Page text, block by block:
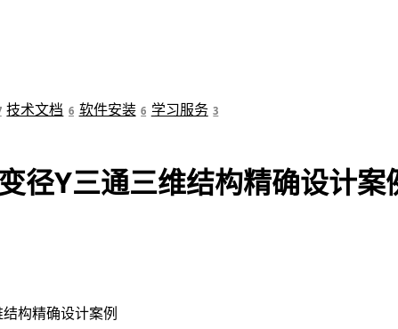
技术文档 6 软件安装 6 学习服务 3
径Y三通三维结构精确设计案
构精确设计案例